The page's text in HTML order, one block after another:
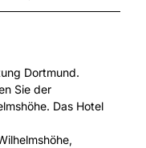
Dortmund.
Sie der
Das Hotel